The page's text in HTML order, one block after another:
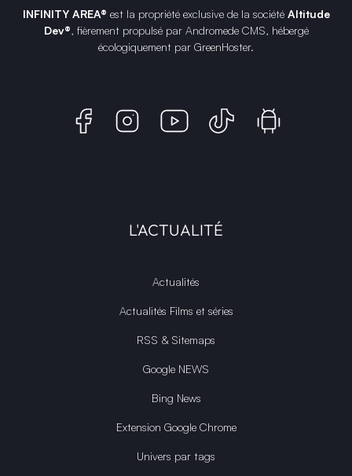
INFINITY AREA® est la propriété exclusive de la société Altitude
Dev®, fièrement propulsé par Andromede CMS, hébergé
écologiquement par GreenHoster.
L'ACTUALITÉ
Actualités
Actualités Films et séries
RSS & Sitemaps
Google NEWS
Bing News
Extension Google Chrome
Univers par tags